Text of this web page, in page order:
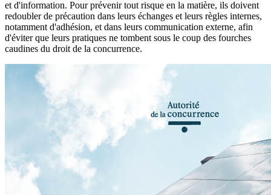
et d'information. Pour prévenir tout risque en la matière, ils doivent
redoubler de précaution dans leurs échanges et leurs règles internes,
notamment d'adhésion, et dans leurs communication externe, afin
d'éviter que leurs pratiques ne tombent sous le coup des fourches
caudines du droit de la concurrence.